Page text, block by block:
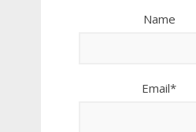
Name
Email*